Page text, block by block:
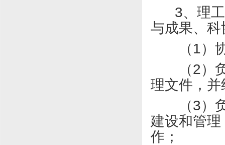
3、理
与成果、科
（1）
（2）
理文件，
（3）
建设和管
作；